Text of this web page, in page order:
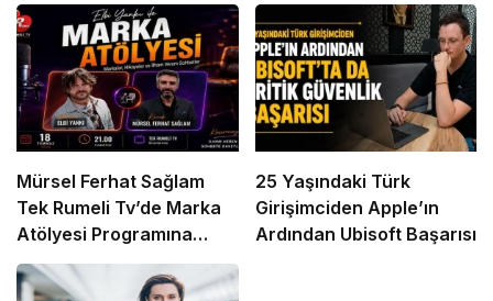
Mürsel Ferhat Sağlam
Tek Rumeli Tv’de Marka
Atölyesi Programına
Konuk Oldu
25 Yaşındaki Türk
Girişimciden Apple’ın
Ardından Ubisoft Başarısı